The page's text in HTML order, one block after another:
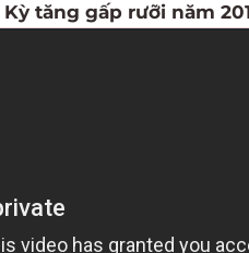
tăng gấp rưỡi năm